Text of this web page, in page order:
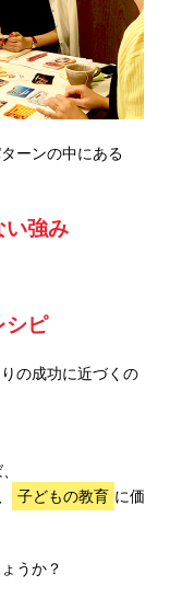
ーンの中にある
い強み
シピ
の成功に近づくの
子どもの教育 に価
うか？